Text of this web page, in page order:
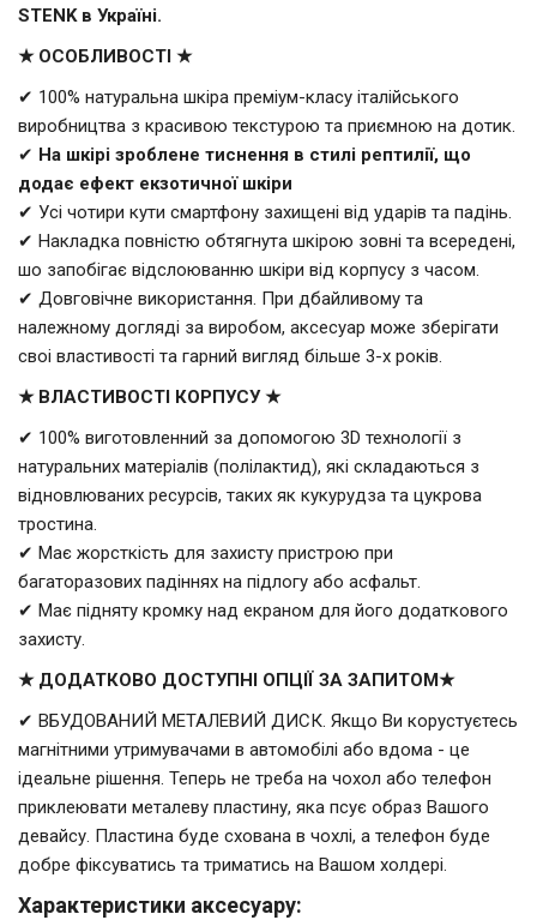
STENK в Україні.
★ ОСОБЛИВОСТІ ★
✔ 100% натуральна шкіра преміум-класу італійського
виробництва з красивою текстурою та приємною на дотик.
✔ На шкірі зроблене тиснення в стилі рептилії, що
додає ефект екзотичної шкіри
✔ Усі чотири кути смартфону захищені від ударів та падінь.
✔ Накладка повністю обтягнута шкірою зовні та всередені,
шо запобігає відслоюванню шкіри від корпусу з часом.
✔ Довговічне використання. При дбайливому та
належному догляді за виробом, аксесуар може зберігати
своі властивості та гарний вигляд більше 3-х років.
★ ВЛАСТИВОСТІ КОРПУСУ ★
✔ 100% виготовленний за допомогою 3D технології з
натуральних матеріалів (полілактид), які складаються з
відновлюваних ресурсів, таких як кукурудза та цукрова
тростина.
✔ Має жорсткість для захисту пристрою при
багаторазових падіннях на підлогу або асфальт.
✔ Має підняту кромку над екраном для його додаткового
захисту.
★ ДОДАТКОВО ДОСТУПНІ ОПЦІЇ ЗА ЗАПИТОМ★
✔ ВБУДОВАНИЙ МЕТАЛЕВИЙ ДИСК. Якщо Ви корустуєтесь
магнітними утримувачами в автомобілі або вдома - це
ідеальне рішення. Теперь не треба на чохол або телефон
приклеювати металеву пластину, яка псує образ Вашого
девайсу. Пластина буде схована в чохлі, а телефон буде
добре фіксуватись та триматись на Вашом холдері.
Характеристики аксесуару: